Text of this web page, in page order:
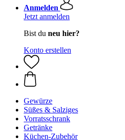
Anmelden
Jetzt anmelden
Bist du neu hier?
Konto erstellen
Gewürze
Süßes & Salziges
Vorratsschrank
Getränke
Küchen-Zubehör